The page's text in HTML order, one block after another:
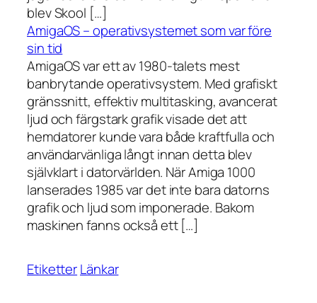
blev Skool […]
AmigaOS – operativsystemet som var före
sin tid
AmigaOS var ett av 1980-talets mest
banbrytande operativsystem. Med grafiskt
gränssnitt, effektiv multitasking, avancerat
ljud och färgstark grafik visade det att
hemdatorer kunde vara både kraftfulla och
användarvänliga långt innan detta blev
självklart i datorvärlden. När Amiga 1000
lanserades 1985 var det inte bara datorns
grafik och ljud som imponerade. Bakom
maskinen fanns också ett […]
EtiketterLänkar